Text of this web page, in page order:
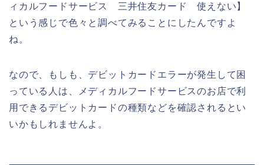
ィカルフードサービス 三井住友カード 使えない】
という感じで色々と調べてみることにしたんですよ
ね。
なので、もしも、デビットカードエラーが発生して困
っている人は、メディカルフードサービスのお店で利
用できるデビットカードの種類などを確認されるとい
いかもしれませんよ。